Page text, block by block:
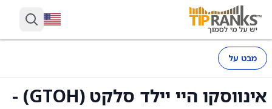
מבט על
אינווסקו היי יילד סלקט (GTOH) -